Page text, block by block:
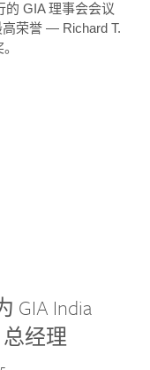
的 GIA 理事会会议
高荣誉 — Richard T.
GIA India
总经理